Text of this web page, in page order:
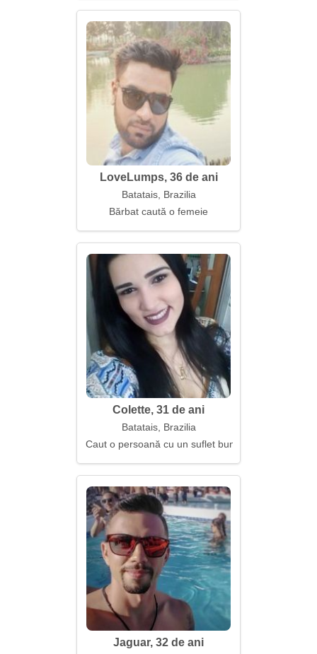
LoveLumps, 36 de ani
Batatais, Brazilia
Bărbat caută o femeie
Colette, 31 de ani
Batatais, Brazilia
Caut o persoană cu un suflet bun
Jaguar, 32 de ani